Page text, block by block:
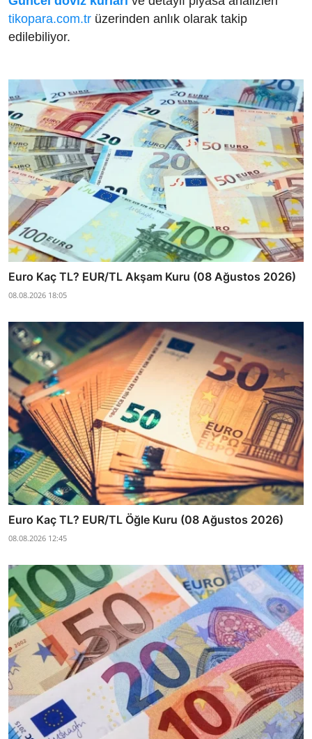
tikopara.com.tr üzerinden anlık olarak takip
edilebiliyor.
Euro Kaç TL? EUR/TL Akşam Kuru (08 Ağustos 2026)
08.08.2026 18:05
Euro Kaç TL? EUR/TL Öğle Kuru (08 Ağustos 2026)
08.08.2026 12:45